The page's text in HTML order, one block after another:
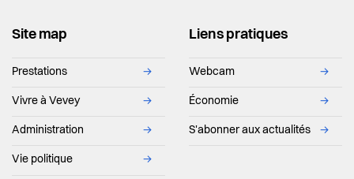
Durabilité, économie et tourisme
Site map
Prestations →
Vivre à Vevey →
Administration →
Vie politique →
Liens pratiques
Webcam →
Économie →
S'abonner aux actualités →